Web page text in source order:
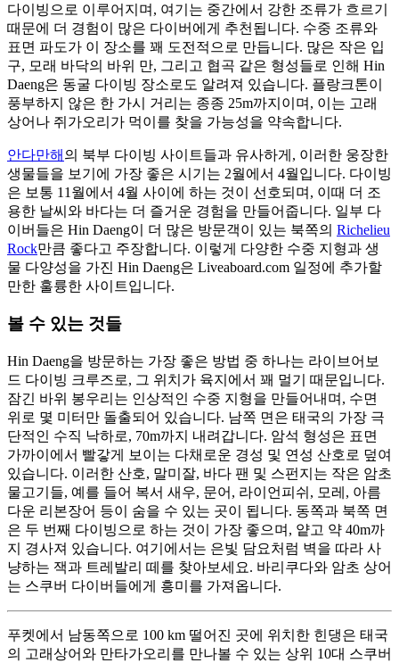
다이빙으로 이루어지며, 여기는 중간에서 강한 조류가 흐르기
때문에 더 경험이 많은 다이버에게 추천됩니다. 수중 조류와
표면 파도가 이 장소를 꽤 도전적으로 만듭니다. 많은 작은 입
구, 모래 바닥의 바위 만, 그리고 협곡 같은 형성들로 인해 Hin
Daeng은 동굴 다이빙 장소로도 알려져 있습니다. 플랑크톤이
풍부하지 않은 한 가시 거리는 종종 25m까지이며, 이는 고래
상어나 쥐가오리가 먹이를 찾을 가능성을 약속합니다.
안다만해 의 북부 다이빙 사이트들과 유사하게, 이러한 웅장한
생물들을 보기에 가장 좋은 시기는 2월에서 4월입니다. 다이빙
은 보통 11월에서 4월 사이에 하는 것이 선호되며, 이때 더 조
용한 날씨와 바다는 더 즐거운 경험을 만들어줍니다. 일부 다
이버들은 Hin Daeng이 더 많은 방문객이 있는 북쪽의 Richelieu
Rock만큼 좋다고 주장합니다. 이렇게 다양한 수중 지형과 생
물 다양성을 가진 Hin Daeng은 Liveaboard.com 일정에 추가할
만한 훌륭한 사이트입니다.
볼 수 있는 것들
Hin Daeng을 방문하는 가장 좋은 방법 중 하나는 라이브어보
드 다이빙 크루즈로, 그 위치가 육지에서 꽤 멀기 때문입니다.
잠긴 바위 봉우리는 인상적인 수중 지형을 만들어내며, 수면
위로 몇 미터만 돌출되어 있습니다. 남쪽 면은 태국의 가장 극
단적인 수직 낙하로, 70m까지 내려갑니다. 암석 형성은 표면
가까이에서 빨갛게 보이는 다채로운 경성 및 연성 산호로 덮여
있습니다. 이러한 산호, 말미잘, 바다 팬 및 스펀지는 작은 암초
물고기들, 예를 들어 복서 새우, 문어, 라이언피쉬, 모레, 아름
다운 리본장어 등이 숨을 수 있는 곳이 됩니다. 동쪽과 북쪽 면
은 두 번째 다이빙으로 하는 것이 가장 좋으며, 얕고 약 40m까
지 경사져 있습니다. 여기에서는 은빛 담요처럼 벽을 따라 사
냥하는 잭과 트레발리 떼를 찾아보세요. 바리쿠다와 암초 상어
는 스쿠버 다이버들에게 흥미를 가져옵니다.
푸켓에서 남동쪽으로 100 km 떨어진 곳에 위치한 힌댕은 태국
의 고래상어와 만타가오리를 만나볼 수 있는 상위 10대 스쿠버